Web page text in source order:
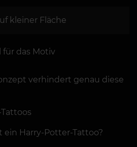
kleiner Fläche
für das Motiv
verhindert genau diese
ein Harry-Potter-Tattoo?